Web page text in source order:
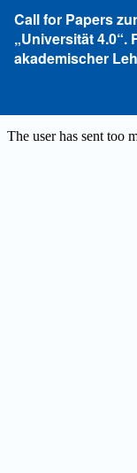
Artikeldetails
zurückkehren
Call for Papers
„Universität 4.0“.
akademischer